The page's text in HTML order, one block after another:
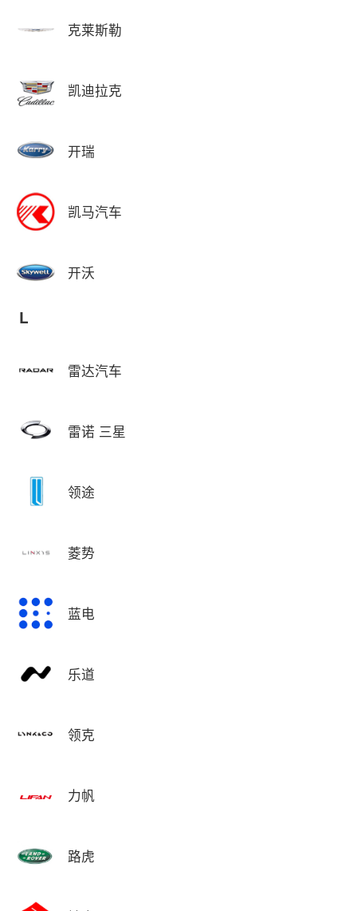
克莱斯勒
凯迪拉克
开瑞
凯马汽车
开沃
L
雷达汽车
雷诺 三星
领途
菱势
蓝电
乐道
领克
力帆
路虎